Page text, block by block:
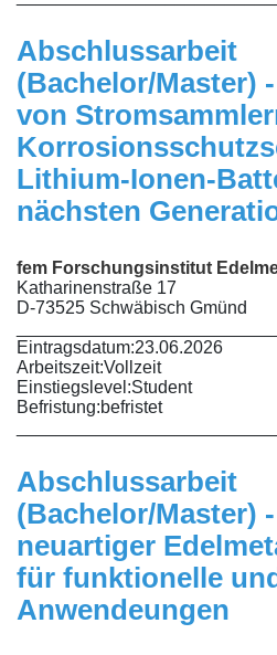
Abschlussarbeit
(Bachelor/Master)
von
Lithium-Ionen-
nächsten
fem Forschungsinstitut
Katharinenstraße 17
D-73525 Schwäbisch Gmünd
Eintragsdatum:23.06.2026
Arbeitszeit:Vollzeit
Einstiegslevel:Student
Befristung:befristet
Abschlussarbeit
(Bachelor/Master)
neuartiger
für funktionelle
Anwendeungen